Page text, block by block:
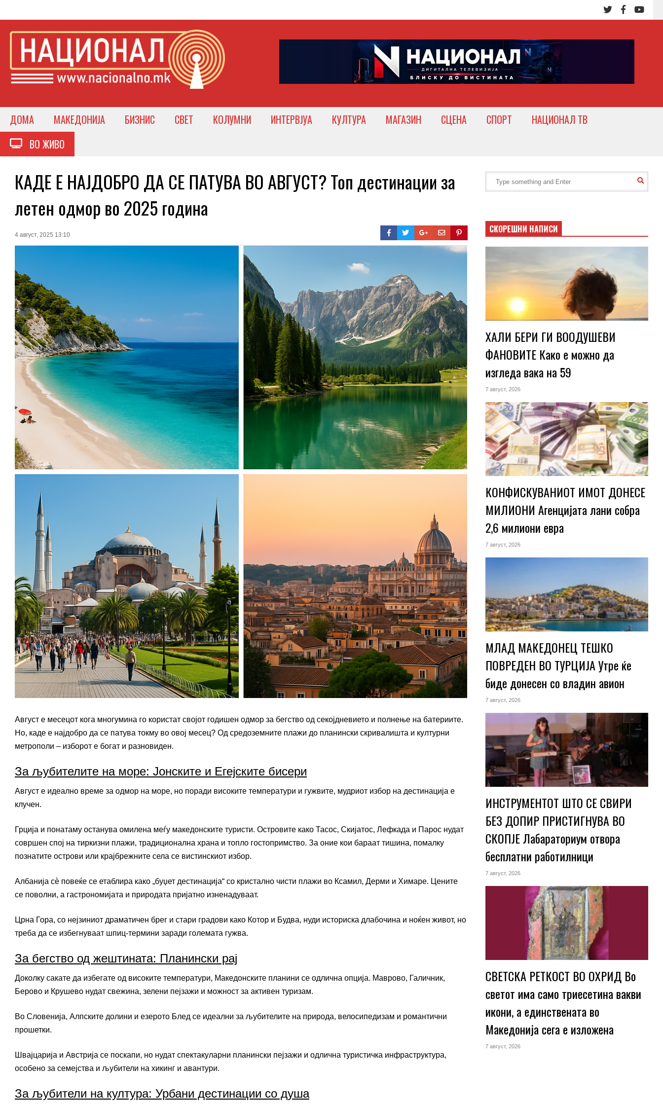
ДОМА МАКЕДОНИЈА БИЗНИС СВЕТ КОЛУМНИ ИНТЕРВЈУА КУЛТУРА МАГАЗИН СЦЕНА СПОРТ
НАЦИОНАЛ ТВ
ВО ЖИВО
КАДЕ Е НАЈДОБРО ДА СЕ ПАТУВА ВО АВГУСТ? Топ дестинации за
летен одмор во 2025 година
4 август, 2025 13:10
Август е месецот кога многумина го користат својот годишен одмор за бегство од секојдневието и полнење на батериите.
Но, каде е најдобро да се патува токму во овој месец? Од средоземните плажи до планински скривалишта и културни
метрополи – изборот е богат и разновиден.
За љубителите на море: Јонските и Егејските бисери
Август е идеално време за одмор на море, но поради високите температури и гужвите, мудриот избор на дестинација е
клучен.
Грција и понатаму останува омилена меѓу македонските туристи. Островите како Тасос, Скијатос, Лефкада и Парос нудат
совршен спој на тиркизни плажи, традиционална храна и топло гостопримство. За оние кои бараат тишина, помалку
познатите острови или крајбрежните села се вистинскиот избор.
Албанија сè повеќе се етаблира како „буџет дестинација“ со кристално чисти плажи во Ксамил, Дерми и Химаре. Цените
се поволни, а гастрономијата и природата пријатно изненадуваат.
Црна Гора, со нејзиниот драматичен брег и стари градови како Котор и Будва, нуди историска длабочина и ноќен живот, но
треба да се избегнуваат шпиц-термини заради големата гужва.
За бегство од жештината: Планински рај
Доколку сакате да избегате од високите температури, Македонските планини се одлична опција. Маврово, Галичник,
Берово и Крушево нудат свежина, зелени пејзажи и можност за активен туризам.
Во Словенија, Алпските долини и езерото Блед се идеални за љубителите на природа, велосипедизам и романтични
прошетки.
Швајцарија и Австрија се поскапи, но нудат спектакуларни планински пејзажи и одлична туристичка инфраструктура,
особено за семејства и љубители на хикинг и авантури.
За љубители на култура: Урбани дестинации со душа
СКОРЕШНИ НАПИСИ
ХАЛИ БЕРИ ГИ ВООДУШЕВИ
ФАНОВИТЕ Како е можно да
изгледа вака на 59
7 август, 2026
КОНФИСКУВАНИОТ ИМОТ ДОНЕСЕ
МИЛИОНИ Агенцијата лани собра
2,6 милиони евра
7 август, 2026
МЛАД МАКЕДОНЕЦ ТЕШКО
ПОВРЕДЕН ВО ТУРЦИЈА Утре ќе
биде донесен со владин авион
7 август, 2026
ИНСТРУМЕНТОТ ШТО СЕ СВИРИ
БЕЗ ДОПИР ПРИСТИГНУВА ВО
СКОПЈЕ Лабараториум отвора
бесплатни работилници
7 август, 2026
СВЕТСКА РЕТКОСТ ВО ОХРИД Во
светот има само триесетина вакви
икони, а единствената во
Македонија сега е изложена
7 август, 2026